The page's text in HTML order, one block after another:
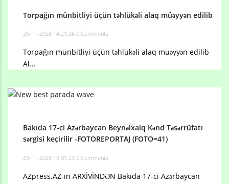
Torpağın münbitliyi üçün təhlükəli alaq müəyyən edilib
25-11-2025 14:21:35 0 Comments
Torpağın münbitliyi üçün təhlükəli alaq müəyyən edilib
Al...
Bakıda 17-ci Azərbaycan Beynəlxalq Kənd Təsərrüfatı
sərgisi keçirilir -FOTOREPORTAJ (FOTO=41)
23-11-2025 18:01:23 0 Comments
AZpress.AZ-ın ARXİVİNDƏN Bakıda 17-ci Azərbaycan